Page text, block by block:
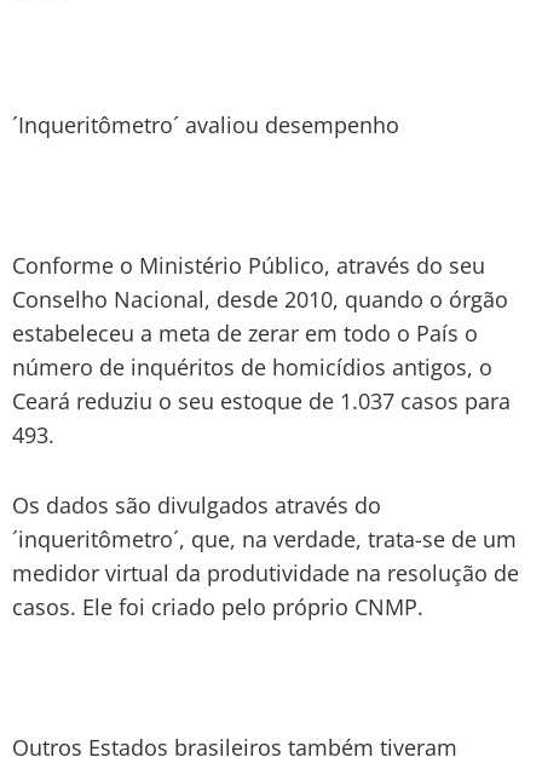
´Inqueritômetro´ avaliou desempenho
Conforme o Ministério Público, através do seu
Conselho Nacional, desde 2010, quando o órgão
estabeleceu a meta de zerar em todo o País o
número de inquéritos de homicídios antigos, o
Ceará reduziu o seu estoque de 1.037 casos para
493.
Os dados são divulgados através do
´inqueritômetro´, que, na verdade, trata-se de um
medidor virtual da produtividade na resolução de
casos. Ele foi criado pelo próprio CNMP.
Outros Estados brasileiros também tiveram